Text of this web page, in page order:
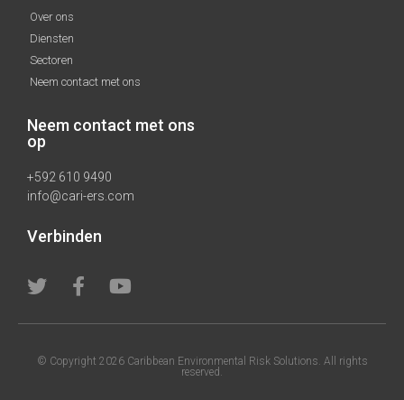
Over ons
Diensten
Sectoren
Neem contact met ons
Neem contact met ons
op
+592 610 9490
info@cari-ers.com
Verbinden
© Copyright 2026 Caribbean Environmental Risk Solutions. All rights
reserved.